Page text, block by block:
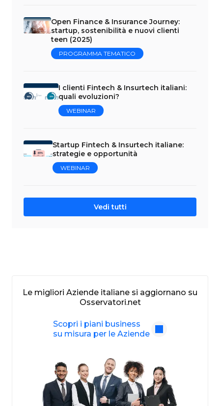
Open Finance & Insurance Journey:
startup, sostenibilità e nuovi clienti
teen (2025)
PROGRAMMA TEMATICO
I clienti Fintech & Insurtech italiani:
quali evoluzioni?
WEBINAR
Startup Fintech & Insurtech italiane:
strategie e opportunità
WEBINAR
Vedi tutti
Le migliori Aziende italiane si aggiornano su
Osservatori.net
Scopri i piani business
su misura per le Aziende